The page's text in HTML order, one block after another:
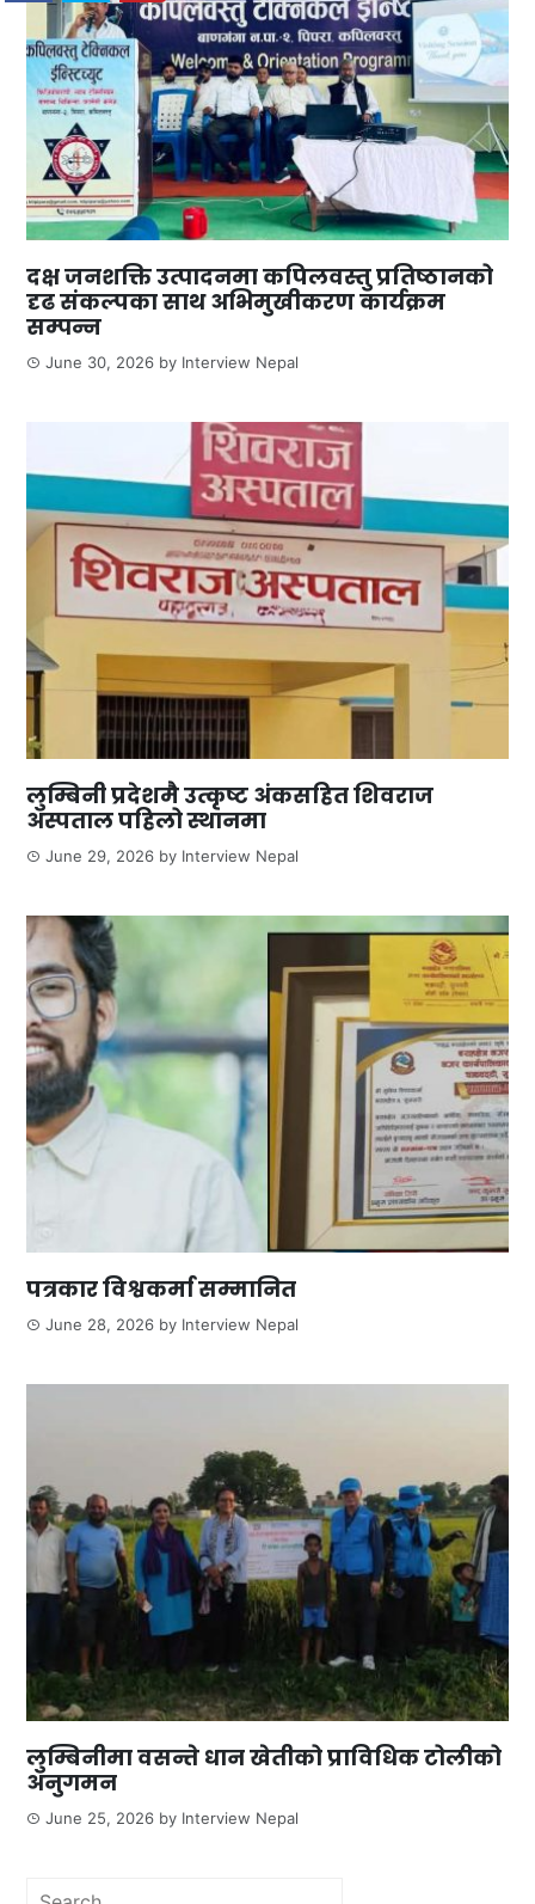
दक्ष जनशक्ति उत्पादनमा कपिलवस्तु प्रतिष्ठानको
दृढ संकल्पका साथ अभिमुखीकरण कार्यक्रम
सम्पन्न
June 30, 2026 by Interview Nepal
लुम्बिनी प्रदेशमै उत्कृष्ट अंकसहित शिवराज
अस्पताल पहिलो स्थानमा
June 29, 2026 by Interview Nepal
पत्रकार विश्वकर्मा सम्मानित
June 28, 2026 by Interview Nepal
लुम्बिनीमा वसन्ते धान खेतीको प्राविधिक टोलीको
अनुगमन
June 25, 2026 by Interview Nepal
Search